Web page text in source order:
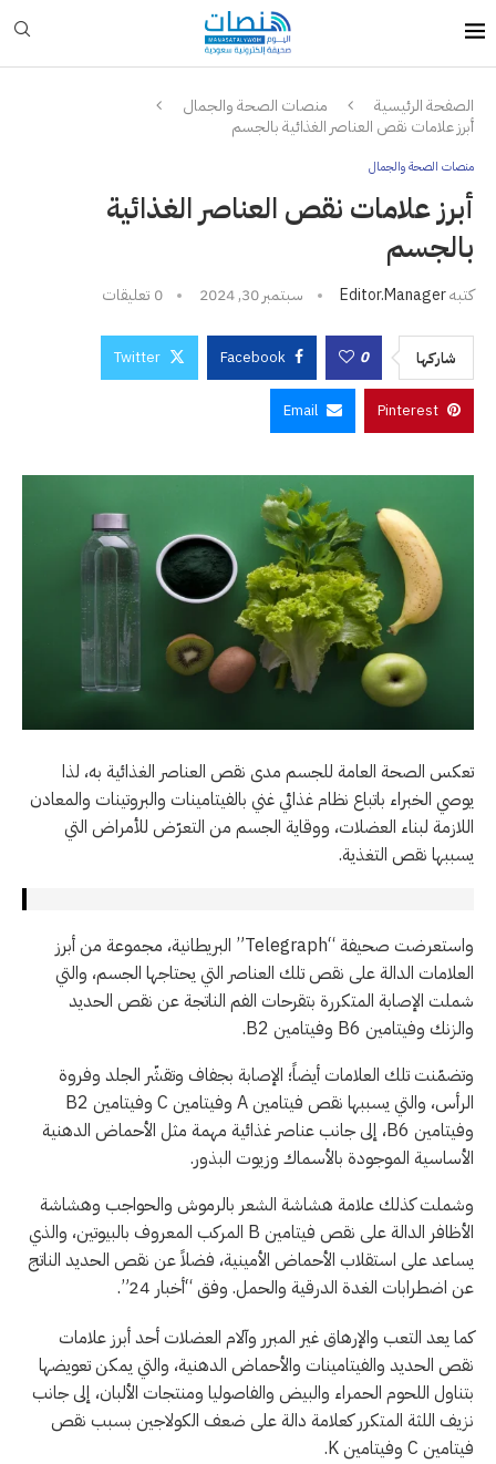
الصفحة الرئيسية
منصات الصحة والجمال
أبرز علامات نقص العناصر الغذائية بالجسم
منصات الصحة والجمال
أبرز علامات نقص العناصر الغذائية
بالجسم
كتبهEditor.manager سبتمبر 30, 2024 0 تعليقات
شاركها 0
Facebook
Twitter
Pinterest
Email
تعكس الصحة العامة للجسم مدى نقص العناصر الغذائية به، لذا
يوصي الخبراء باتباع نظام غذائي غني بالفيتامينات والبروتينات والمعادن
اللازمة لبناء العضلات، ووقاية الجسم من التعرّض للأمراض التي
يسببها نقص التغذية.
واستعرضت صحيفة “Telegraph” البريطانية، مجموعة من أبرز
العلامات الدالة على نقص تلك العناصر التي يحتاجها الجسم، والتي
شملت الإصابة المتكررة بتقرحات الفم الناتجة عن نقص الحديد
والزنك وفيتامين B6 وفيتامين B2.
وتضمّنت تلك العلامات أيضاً؛ الإصابة بجفاف وتقشّر الجلد وفروة
الرأس، والتي يسببها نقص فيتامين A وفيتامين C وفيتامين B2
وفيتامين B6، إلى جانب عناصر غذائية مهمة مثل الأحماض الدهنية
الأساسية الموجودة بالأسماك وزيوت البذور.
وشملت كذلك علامة هشاشة الشعر بالرموش والحواجب وهشاشة
الأظافر الدالة على نقص فيتامين B المركب المعروف بالبيوتين، والذي
يساعد على استقلاب الأحماض الأمينية، فضلاً عن نقص الحديد الناتج
عن اضطرابات الغدة الدرقية والحمل. وفق “أخبار 24”.
كما يعد التعب والإرهاق غير المبرر وآلام العضلات أحد أبرز علامات
نقص الحديد والفيتامينات والأحماض الدهنية، والتي يمكن تعويضها
بتناول اللحوم الحمراء والبيض والفاصوليا ومنتجات الألبان، إلى جانب
نزيف اللثة المتكرر كعلامة دالة على ضعف الكولاجين بسبب نقص
فيتامين C وفيتامين K.